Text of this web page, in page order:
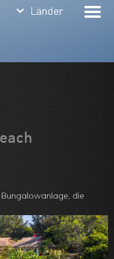
keyboard_arrow_down Länder
Laos
Philippinen
Malaysia
Singapore
keyboard_arrow_down Länder
die